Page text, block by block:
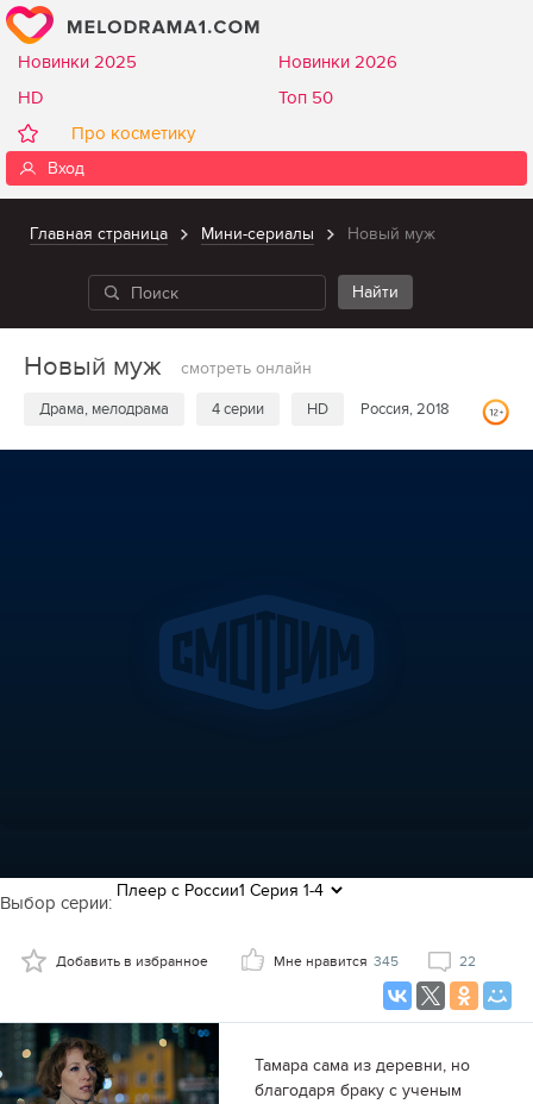
Новинки 2025
Новинки 2026
HD
Топ 50
Про косметику
Вход
Главная страница Мини-сериалы Новый муж
Новый муж смотреть онлайн
Драма, мелодрама 4 серии HD Россия, 2018
Выбор серии:
Добавить в избранное Мне нравится 345 22
Тамара сама из деревни, но
благодаря браку с ученым